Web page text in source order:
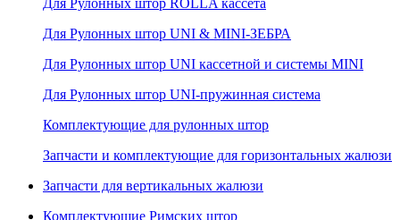
Для Рулонных штор ROLLA кассета
Для Рулонных штор UNI & MINI-ЗЕБРА
Для Рулонных штор UNI кассетной и системы MINI
Для Рулонных штор UNI-пружинная система
Комплектующие для рулонных штор
Запчасти и комплектующие для горизонтальных жалюзи
Запчасти для вертикальных жалюзи
Комплектующие Римских штор